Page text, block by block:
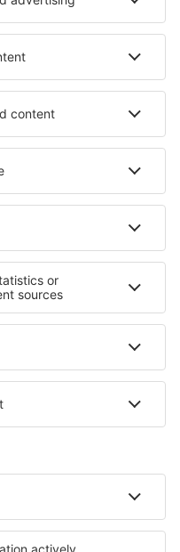
da Ajuda
Del Rosario
Paris
Cazare în La Plagne
în Jizera Mountains